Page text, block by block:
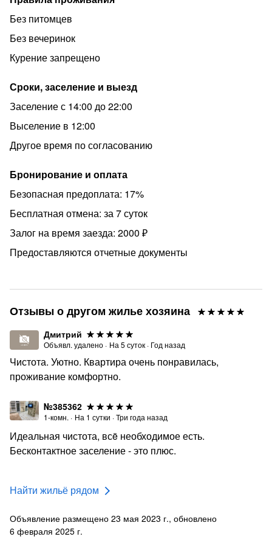
-Бесплатный Wi-fi и кабельное ТВ - оставайтесь на
связи и наслаждайтесь любимыми шоу.
БЕСКОНТАКТНОЕ ЗАСЕЛЕНИЕ: ЭТО УДОБНО!
Мы ценим ваше время и предоставляем современную
оценили этот быстрый, удобный и безопасный способ!
ИНФРАСТРУКТУРА: В шаговой доступности кафе,
магазины, торговые центры, больница, остановки,
живописные пруды и парки.
лет Победы, Дендропарк, Зеленоградский Лесопарк,
Лыжероллерная трасса, картинг-трасса “ZelenoKart”,
Конный клуб “Альтис”, Московский финансово-
юридический университет, МИЭТ, Московский
областной госпиталь для Ветеранов Войны.
ТРАНСПОРТ: Аэропорт Шереметьево всего в 30
ПОРЯДОК БРОНИРОВАНИЯ:
//Бронирование и оплата. Чтобы забронировать,
выберите даты, количество гостей и нажмите
«Забронировать».
Актуальную стоимость и доступность вы можете
увидеть в календаре каждого объявления (цена может
отличаться от указанной в объявлении в дни высокого
спроса, выходные и праздничные дни).
//Регистрация заселения. Для прохождения
регистрации мы проводим процедуру верификации. От
вас потребуется паспорт (2 и 3 стр.).
отметкой на карте.
//Документы для командированных сотрудников - по
запросу. Оплата принимается наличными,
Без питомцев
Без вечеринок
Курение запрещено
Сроки, заселение и выезд
Заселение с 14:00 до 22:00
Выселение в 12:00
Другое время по согласованию
Бронирование и оплата
Безопасная предоплата: 17%
Бесплатная отмена: за 7 суток
Залог на время заезда: 2000 ₽
Предоставляются отчетные документы
Отзывы о другом жилье хозяина
Дмитрий
Объявл. удалено · На 5 суток · Год назад
Чистота. Уютно. Квартира очень понравилась,
проживание комфортно.
№385362
1-комн. · На 1 сутки ·Три года назад
Идеальная чистота, всë необходимое есть.
Бесконтактное заселение - это плюс.
Найти жильё рядом
Объявление размещено 23 мая 2023 г., обновлено
6 февраля 2025 г.